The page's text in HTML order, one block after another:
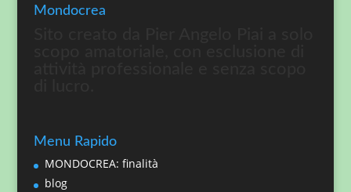
Mondocrea
Menu Rapido
MONDOCREA: finalità
blog